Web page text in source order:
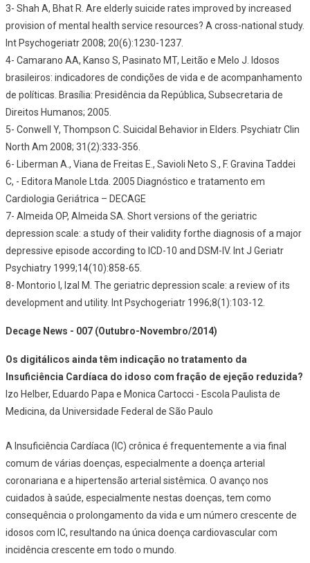
3- Shah A, Bhat R. Are elderly suicide rates improved by increased
provision of mental health service resources? A cross-national study.
Int Psychogeriatr 2008; 20(6):1230-1237.
4- Camarano AA, Kanso S, Pasinato MT, Leitão e Melo J. Idosos
brasileiros: indicadores de condições de vida e de acompanhamento
de políticas. Brasília: Presidência da República, Subsecretaria de
Direitos Humanos; 2005.
5- Conwell Y, Thompson C. Suicidal Behavior in Elders. Psychiatr Clin
North Am 2008; 31(2):333-356.
6- Liberman A., Viana de Freitas E., Savioli Neto S., F. Gravina Taddei
C, - Editora Manole Ltda. 2005 Diagnóstico e tratamento em
Cardiologia Geriátrica – DECAGE
7- Almeida OP, Almeida SA. Short versions of the geriatric
depression scale: a study of their validity forthe diagnosis of a major
depressive episode according to ICD-10 and DSM-IV. Int J Geriatr
Psychiatry 1999;14(10):858-65.
8- Montorio I, Izal M. The geriatric depression scale: a review of its
development and utility. Int Psychogeriatr 1996;8(1):103-12.
Decage News - 007 (Outubro-Novembro/2014)
Os digitálicos ainda têm indicação no tratamento da
Insuficiência Cardíaca do idoso com fração de ejeção reduzida?
Izo Helber, Eduardo Papa e Monica Cartocci - Escola Paulista de
Medicina, da Universidade Federal de São Paulo
A Insuficiência Cardíaca (IC) crônica é frequentemente a via final
comum de várias doenças, especialmente a doença arterial
coronariana e a hipertensão arterial sistêmica. O avanço nos
cuidados à saúde, especialmente nestas doenças, tem como
consequência o prolongamento da vida e um número crescente de
idosos com IC, resultando na única doença cardiovascular com
incidência crescente em todo o mundo.